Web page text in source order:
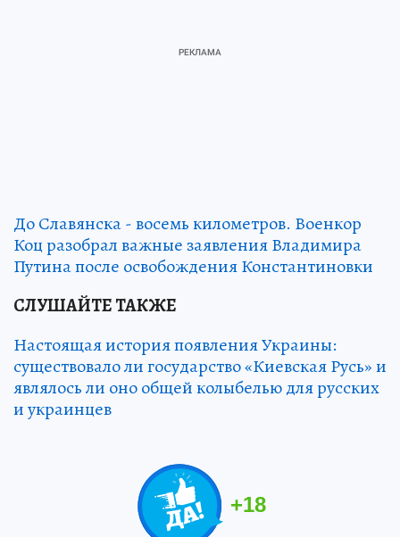
До Славянска - восемь километров. Военкор
Коц разобрал важные заявления Владимира
Путина после освобождения Константиновки
СЛУШАЙТЕ ТАКЖЕ
Настоящая история появления Украины:
существовало ли государство «Киевская Русь» и
являлось ли оно общей колыбелью для русских
и украинцев
+18